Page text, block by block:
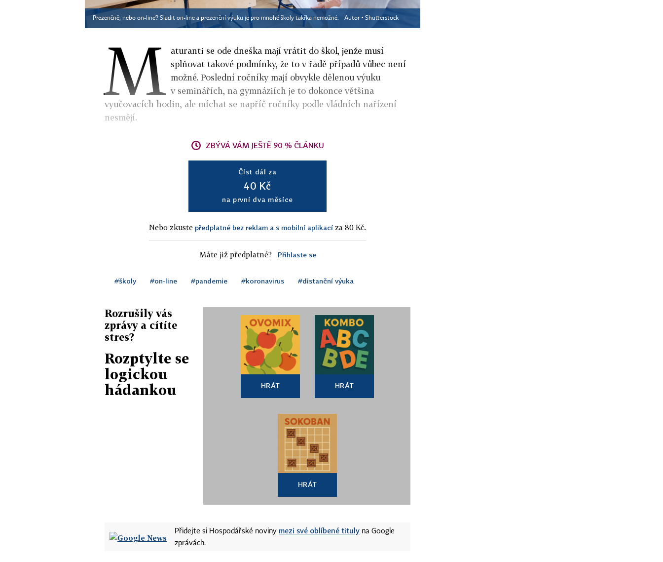
Prezenčně, nebo on-line? Sladit on-line a prezenční výuku je pro mnohé školy takřka nemožné. Autor ▪ Shutterstock
M aturanti se ode dneška mají vrátit do škol, jenže musí
splňovat takové podmínky, že to v řadě případů vůbec není
možné. Poslední ročníky mají obvykle dělenou výuku
v seminářích, na gymnáziích je to dokonce většina
vyučovacích hodin, ale míchat se napříč ročníky podle vládních nařízení
nesmějí.
ZBÝVÁ VÁM JEŠTĚ 90 % ČLÁNKU
Číst dál za
40 Kč
na první dva měsíce
Nebo zkuste předplatné bez reklam a s mobilní aplikací za 80 Kč.
Máte již předplatné? Přihlaste se
#školy #on-line #pandemie #koronavirus #distanční výuka
Rozrušily vás
zprávy a cítíte
stres?
Rozptylte se
logickou
hádankou
HRÁT HRÁT
HRÁT
Přidejte si Hospodářské noviny mezi své oblíbené tituly na Google
zprávách.